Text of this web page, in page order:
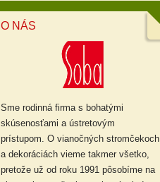
O NÁS
Sme rodinná firma s bohatými
skúsenosťami a ústretovým
prístupom. O vianočných stromčekoch
a dekoráciách vieme takmer všetko,
pretože už od roku 1991 pôsobíme na